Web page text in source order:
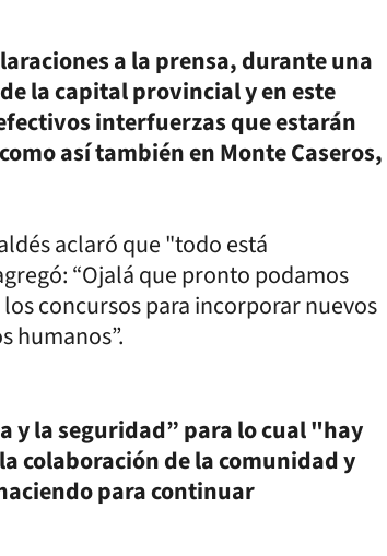
a la prensa, durante una
la capital provincial y en este
interfuerzas que estarán
así también en Monte Caseros,
aclaró que "todo está
“Ojalá que pronto podamos
concursos para incorporar nuevos
humanos”.
y la seguridad” para lo cual "hay
colaboración de la comunidad y
para continuar